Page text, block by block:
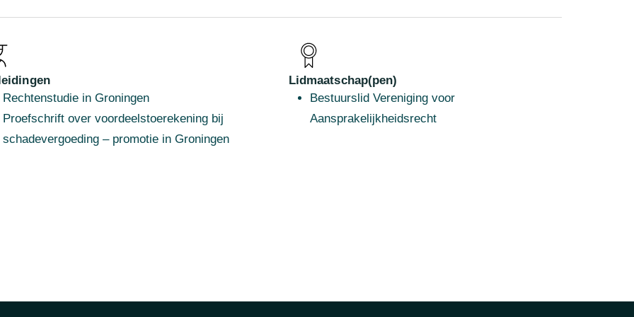
Rechtenstudie in Groningen
Proefschrift over voordeelstoerekening bij
schadevergoeding – promotie in Groningen
Lidmaatschap(pen)
Bestuurslid Vereniging voor
Aansprakelijkheidsrecht